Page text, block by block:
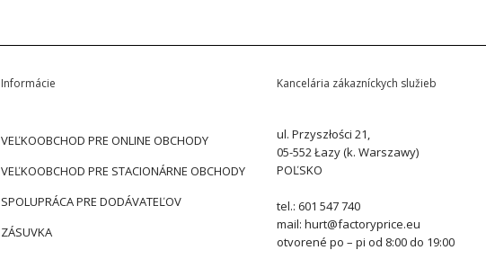
Informácie
VEĽKOOBCHOD PRE ONLINE OBCHODY
VEĽKOOBCHOD PRE STACIONÁRNE OBCHODY
SPOLUPRÁCA PRE DODÁVATEĽOV
ZÁSUVKA
Kancelária zákazníckych služieb
ul. Przyszłości 21,
05-552 Łazy (k. Warszawy)
POĽSKO
tel.: 601 547 740
mail: hurt@factoryprice.eu
otvorené po – pi od 8:00 do 19:00